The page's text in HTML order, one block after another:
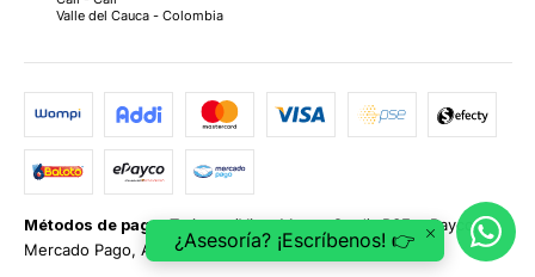
Valle del Cauca - Colombia
Métodos de pago:Tarjetas (Visa, MasterCard), PSE, ePayco,
Mercado Pago, Addi y Sistecrédito.¿Asesoría? ¡Escríbenos! 👉